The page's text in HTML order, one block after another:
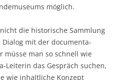
möglich.
die historische Sammlung
mit der documenta-
müsse man so schnell wie
Leiterin das Gespräch suchen,
wie inhaltliche Konzept